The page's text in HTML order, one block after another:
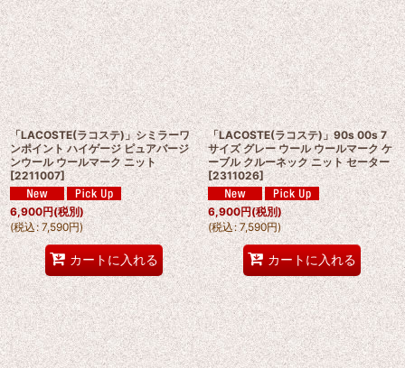
「LACOSTE(ラコステ)」シミラーワ
ンポイント ハイゲージ ピュアバージ
ンウール ウールマーク ニット
[2211007]
6,900円(税別)
(税込: 7,590円)
カートに入れる
「LACOSTE(ラコステ)」90s 00s 7
サイズ グレー ウール ウールマーク ケ
ーブル クルーネック ニット セーター
[2311026]
6,900円(税別)
(税込: 7,590円)
カートに入れる